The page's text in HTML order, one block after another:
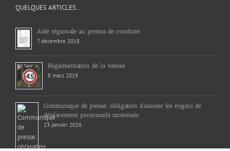
QUELQUES ARTICLES…
Aide régionale au permis de conduire
7 décembre 2018
Réglementation de la vitesse
8 mars 2019
Communiqué de presse: obligation d’assurer les engins de
déplacement personnels motorisés
23 janvier 2026